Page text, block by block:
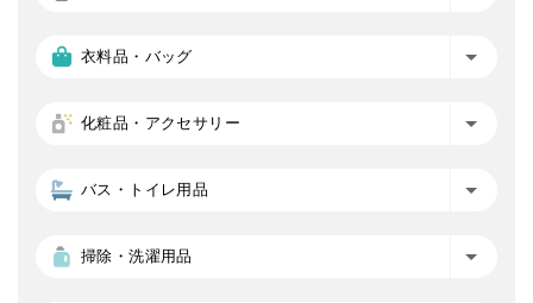
衣料品・バッグ
化粧品・アクセサリー
バス・トイレ用品
掃除・洗濯用品